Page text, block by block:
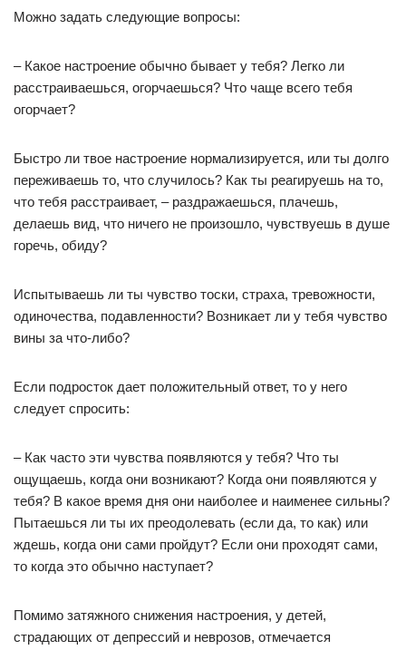
Можно задать следующие вопросы:
– Какое настроение обычно бывает у тебя? Легко ли
расстраиваешься, огорчаешься? Что чаще всего тебя
огорчает?
Быстро ли твое настроение нормализируется, или ты долго
переживаешь то, что случилось? Как ты реагируешь на то,
что тебя расстраивает, – раздражаешься, плачешь,
делаешь вид, что ничего не произошло, чувствуешь в душе
горечь, обиду?
Испытываешь ли ты чувство тоски, страха, тревожности,
одиночества, подавленности? Возникает ли у тебя чувство
вины за что-либо?
Если подросток дает положительный ответ, то у него
следует спросить:
– Как часто эти чувства появляются у тебя? Что ты
ощущаешь, когда они возникают? Когда они появляются у
тебя? В какое время дня они наиболее и наименее сильны?
Пытаешься ли ты их преодолевать (если да, то как) или
ждешь, когда они сами пройдут? Если они проходят сами,
то когда это обычно наступает?
Помимо затяжного снижения настроения, у детей,
страдающих от депрессий и неврозов, отмечается